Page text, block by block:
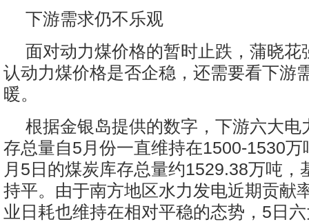
下游需求仍不乐观
面对动力煤价格的暂时止跌，蒲晓花
认动力煤价格是否企稳，还需要看下游
暖。
根据金银岛提供的数字，下游六大电
存总量自5月份一直维持在1500-1530万
月5日的煤炭库存总量约1529.38万吨，
持平。由于南方地区水力发电近期贡献
业日耗也维持在相对平稳的态势，5日